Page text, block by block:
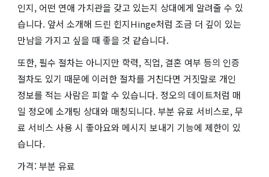
인지, 어떤 연애 가치관을 갖고 있는지 상대에게 알려줄 수 있
습니다. 앞서 소개해 드린 힌지Hinge처럼 조금 더 깊이 있는
만남을 가지고 싶을 때 좋을 것 같습니다.
또한, 필수 절차는 아니지만 학력, 직업, 결혼 여부 등의 인증
절차도 있기 때문에 이러한 절차를 거친다면 거짓말로 개인
정보를 적는 사람은 피할 수 있습니다. 정오의 데이트처럼 매
일 정오에 소개팅 상대와 매칭되니다. 부분 유료 서비스로, 무
료 서비스 사용 시 좋아요와 메시지 보내기 기능에 제한이 있
습니다.
가격: 부분 유료